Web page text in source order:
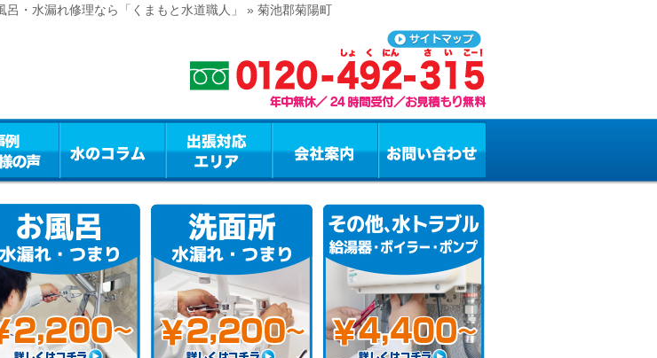
呂・水漏れ修理なら「くまもと水道職人」 » 菊池郡菊陽町